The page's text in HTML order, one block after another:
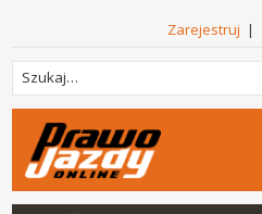
Zarejestruj |